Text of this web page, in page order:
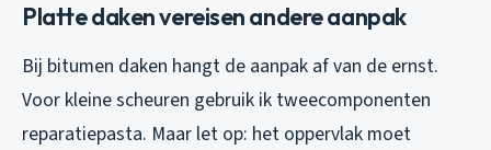
Platte daken vereisen andere aanpak
Bij bitumen daken hangt de aanpak af van de ernst.
Voor kleine scheuren gebruik ik tweecomponenten
reparatiepasta. Maar let op: het oppervlak moet